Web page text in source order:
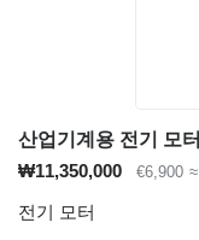
산업기계용 전기 모
₩11,350,000
€6,900
전기 모터